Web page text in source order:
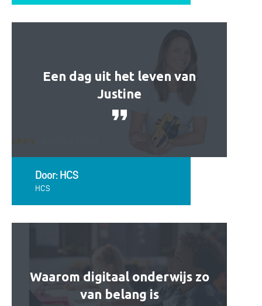
Een dag uit het leven van
Justine
Door: HCS
HCS
Waarom digitaal onderwijs zo
van belang is